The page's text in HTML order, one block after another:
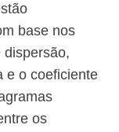
base nos
dispersão,
e o coeficiente
os